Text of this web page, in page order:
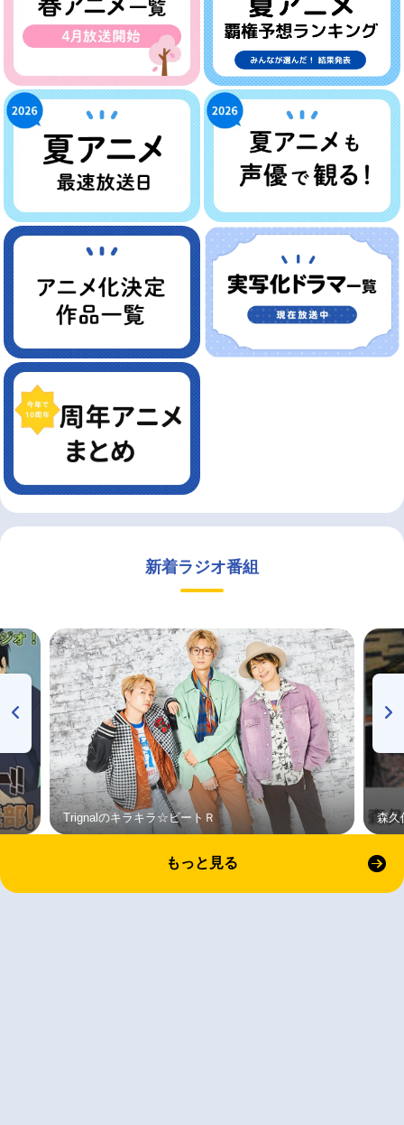
新着ラジオ番組
Trignalのキラキラ☆ビートＲ 森久
もっと見る